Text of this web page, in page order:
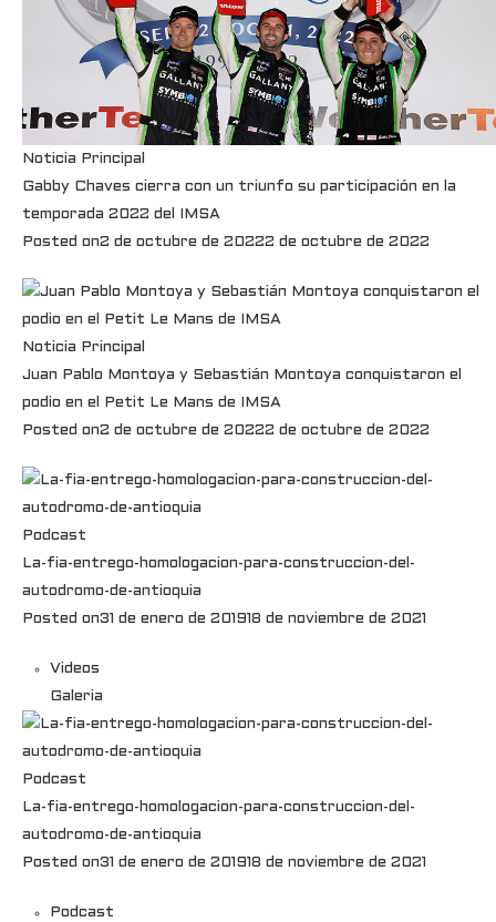
Noticia Principal
Gabby Chaves cierra con un triunfo su participación en la
temporada 2022 del IMSA
Posted on2 de octubre de 20222 de octubre de 2022
Noticia Principal
Juan Pablo Montoya y Sebastián Montoya conquistaron el
podio en el Petit Le Mans de IMSA
Posted on2 de octubre de 20222 de octubre de 2022
Podcast
La-fia-entrego-homologacion-para-construccion-del-
autodromo-de-antioquia
Posted on31 de enero de 201918 de noviembre de 2021
Videos
Galeria
Podcast
La-fia-entrego-homologacion-para-construccion-del-
autodromo-de-antioquia
Posted on31 de enero de 201918 de noviembre de 2021
Podcast